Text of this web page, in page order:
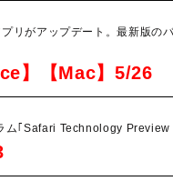
リがアップデート。最新版の
】【Mac】5/26
ム｢Safari Technology Preview